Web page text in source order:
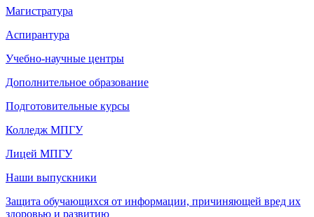
Магистратура
Аспирантура
Учебно-научные центры
Дополнительное образование
Подготовительные курсы
Колледж МПГУ
Лицей МПГУ
Наши выпускники
Защита обучающихся от информации, причиняющей вред их
здоровью и развитию